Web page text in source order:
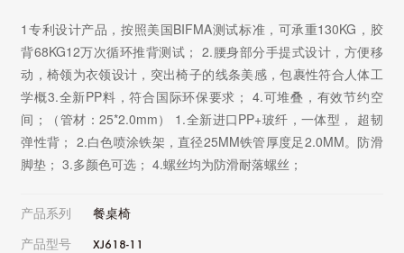
1专利设计产品，按照美国BIFMA测试标准，可承重130KG，胶
背68KG12万次循环推背测试； 2.腰身部分手提式设计，方便移
动，椅领为衣领设计，突出椅子的线条美感，包裹性符合人体工
学概3.全新PP料，符合国际环保要求； 4.可堆叠，有效节约空
间；（管材：25*2.0mm） 1.全新进口PP+玻纤，一体型， 超韧
弹性背； 2.白色喷涂铁架，直径25MM铁管厚度足2.0MM。防滑
脚垫； 3.多颜色可选； 4.螺丝均为防滑耐落螺丝；
产品系列 餐桌椅
产品型号 XJ618-11